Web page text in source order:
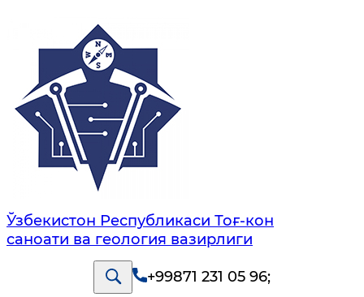
Ўзбекистон Республикаси Тоғ-кон
саноати ва геология вазирлиги
+99871 231 05 96;